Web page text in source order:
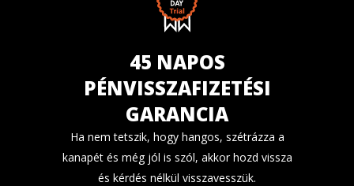
45 NAPOS
PÉNVISSZAFIZETÉSI
GARANCIA
Ha nem tetszik, hogy hangos, szétrázza a
kanapét és még jól is szól, akkor hozd vissza
és kérdés nélkül visszavesszük.